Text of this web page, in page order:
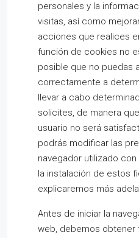
personales y la
visitas, así como
acciones que realices
función de cookies no
posible que no puedas
correctamente a
llevar a cabo
solicites, de manera
usuario no será
podrás modificar las
navegador utilizado
la instalación de estos
explicaremos más
Antes de iniciar la
web, debemos obtener